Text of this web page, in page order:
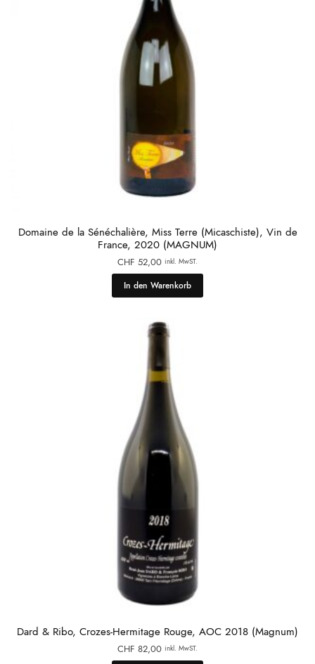
Domaine de la Sénéchalière, Miss Terre (Micaschiste), Vin de
France, 2020 (MAGNUM)
CHF 52,00 inkl. MwST.
In den Warenkorb
Dard & Ribo, Crozes-Hermitage Rouge, AOC 2018 (Magnum)
CHF 82,00 inkl. MwST.